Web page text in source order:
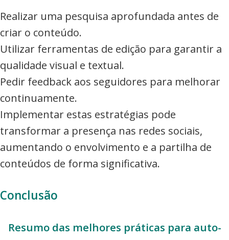
Realizar uma pesquisa aprofundada antes de
criar o conteúdo.
Utilizar ferramentas de edição para garantir a
qualidade visual e textual.
Pedir feedback aos seguidores para melhorar
continuamente.
Implementar estas estratégias pode
transformar a presença nas redes sociais,
aumentando o envolvimento e a partilha de
conteúdos de forma significativa.
Conclusão
Resumo das melhores práticas para auto-